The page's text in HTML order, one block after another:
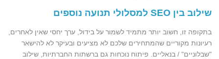
שילוב בין SEO למסלולי תנועה נוספים
בתקופה זו, חשוב יותר מתמיד לשמור על בידול, ערך יחסי שאין לאחרים,
רעיונות מקוריים שהמתחירים שלכם לא מציעים ובעיקר לא להישאר
"שבלוניים" / בנאליים. פיתוח נוכחות גם ברשתות החברתיות, שילוב